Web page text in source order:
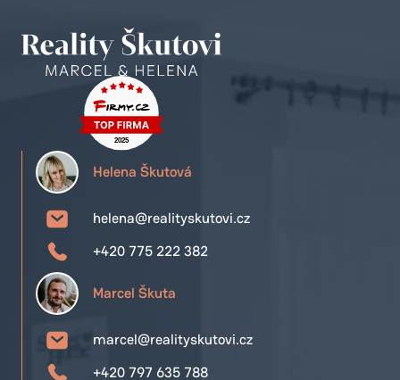
Helena Škutová
helena@realityskutovi.cz
+420 775 222 382
Marcel Škuta
marcel@realityskutovi.cz
+420 797 635 788